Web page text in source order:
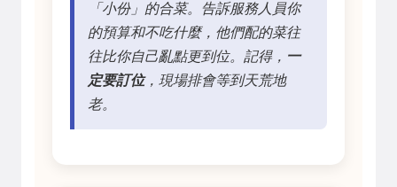
「小份」的合菜。告訴服務人員你
的預算和不吃什麼，他們配的菜往
往比你自己亂點更到位。記得， 一
定要訂位，現場排會等到天荒地
老。